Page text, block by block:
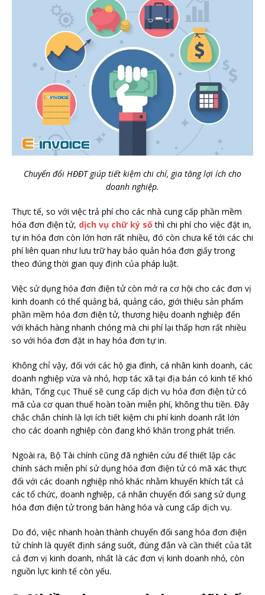
Chuyển đổi HĐĐT giúp tiết kiệm chi chí, gia tăng lợi ích cho
doanh nghiệp.
Thực tế, so với việc trả phí cho các nhà cung cấp phần mềm
hóa đơn điện tử, dịch vụ chữ ký sốthì chi phí cho việc đặt in,
tự in hóa đơn còn lớn hơn rất nhiều, đó còn chưa kể tới các chi
phí liên quan như lưu trữ hay bảo quản hóa đơn giấy trong
theo đúng thời gian quy định của pháp luật.
Việc sử dụng hóa đơn điện tử còn mở ra cơ hội cho các đơn vị
kinh doanh có thể quảng bá, quảng cáo, giới thiệu sản phẩm
phần mềm hóa đơn điện tử, thương hiệu doanh nghiệp đến
với khách hàng nhanh chóng mà chi phí lại thấp hơn rất nhiều
so với hóa đơn đặt in hay hóa đơn tự in.
Không chỉ vậy, đối với các hộ gia đình, cá nhân kinh doanh, các
doanh nghiệp vừa và nhỏ, hợp tác xã tại địa bản có kinh tế khó
khăn, Tổng cục Thuế sẽ cung cấp dịch vụ hóa đơn điện tử có
mã của cơ quan thuế hoàn toàn miễn phí, không thu tiền. Đây
chắc chắn chính là lợi ích tiết kiệm chi phí kinh doanh rất lớn
cho các doanh nghiệp còn đang khó khăn trong phát triển.
Ngoài ra, Bộ Tài chính cũng đã nghiên cứu để thiết lập các
chính sách miễn phí sử dụng hóa đơn điện tử có mã xác thực
đối với các doanh nghiệp nhỏ khác nhằm khuyến khích tất cả
các tổ chức, doanh nghiệp, cá nhân chuyển đổi sang sử dụng
hóa đơn điện tử trong bán hàng hóa và cung cấp dịch vụ.
Do đó, việc nhanh hoàn thành chuyển đổi sang hóa đơn điện
tử chính là quyết định sáng suốt, đúng đắn và cần thiết của tất
cả đơn vị kinh doanh, nhất là các đơn vị kinh doanh nhỏ, còn
nguồn lực kinh tế còn yếu.